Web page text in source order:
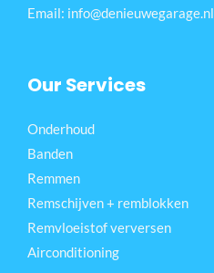
Email: info@denieuwegarage.nl
Our Services
Onderhoud
Banden
Remmen
Remschijven + remblokken
Remvloeistof verversen
Airconditioning